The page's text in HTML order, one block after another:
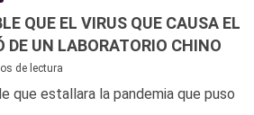
QUE EL VIRUS QUE CAUSA EL
DE UN LABORATORIO CHINO
de lectura
que estallara la pandemia que puso